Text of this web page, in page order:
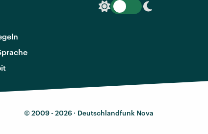
© 2009 - 2026 · Deutschlandfunk Nova